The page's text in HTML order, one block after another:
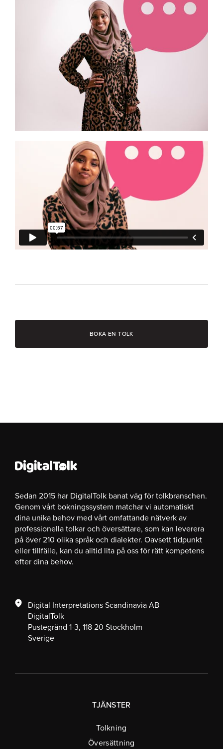
BOKA EN TOLK
Sedan 2015 har DigitalTolk banat väg för tolkbranschen.
Genom vårt bokningssystem matchar vi automatiskt
dina unika behov med vårt omfattande nätverk av
professionella tolkar och översättare, som kan leverera
på över 210 olika språk och dialekter. Oavsett tidpunkt
eller tillfälle, kan du alltid lita på oss för rätt kompetens
efter dina behov.
Digital Interpretations Scandinavia AB
DigitalTolk
Pustegränd 1-3, 118 20 Stockholm
Sverige
TJÄNSTER
Tolkning
Översättning